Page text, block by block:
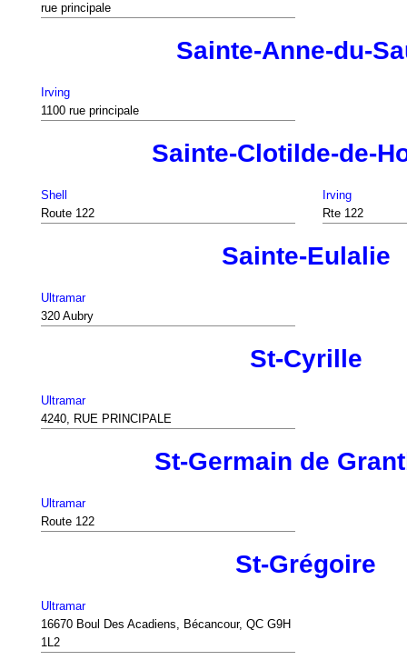
rue principale
Sainte-Anne-du-
Irving
1100 rue principale
Sainte-Clotilde-de-
Shell
Route 122
Irving
Rte 122
Sainte-Eulalie
Ultramar
320 Aubry
St-Cyrille
Ultramar
4240, RUE PRINCIPALE
St-Germain de
Ultramar
Route 122
St-Grégoire
Ultramar
16670 Boul Des Acadiens, Bécancour, QC G9H
1L2